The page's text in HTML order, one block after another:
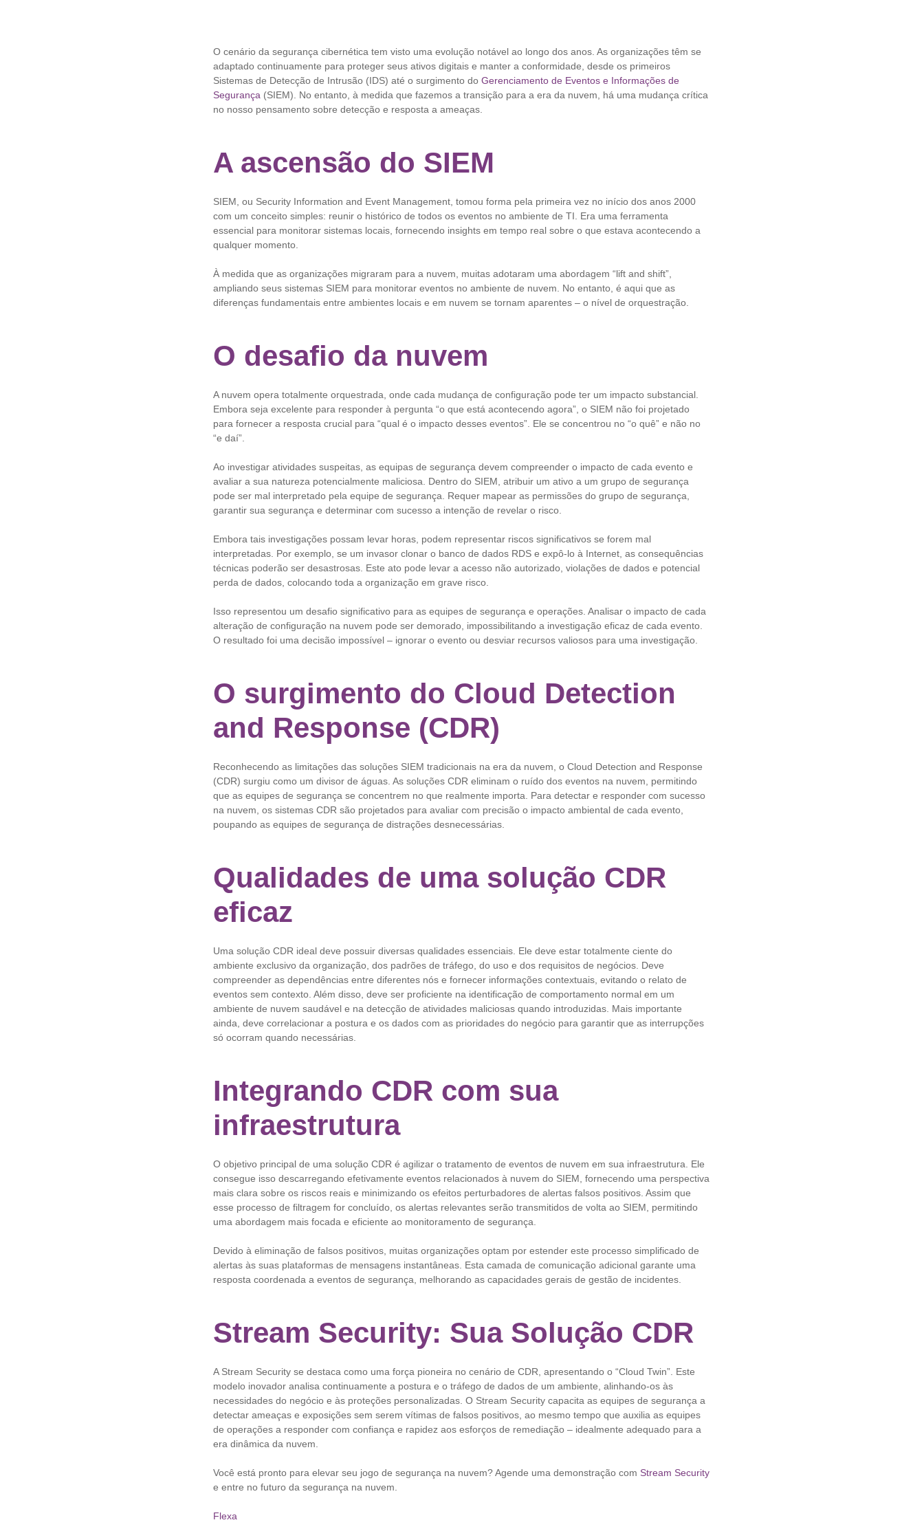
O cenário da segurança cibernética tem visto uma evolução notável ao longo dos anos. As organizações têm se
adaptado continuamente para proteger seus ativos digitais e manter a conformidade, desde os primeiros
Sistemas de Detecção de Intrusão (IDS) até o surgimento do Gerenciamento de Eventos e Informações de
Segurança (SIEM). No entanto, à medida que fazemos a transição para a era da nuvem, há uma mudança crítica
no nosso pensamento sobre detecção e resposta a ameaças.
A ascensão do SIEM
SIEM, ou Security Information and Event Management, tomou forma pela primeira vez no início dos anos 2000
com um conceito simples: reunir o histórico de todos os eventos no ambiente de TI. Era uma ferramenta
essencial para monitorar sistemas locais, fornecendo insights em tempo real sobre o que estava acontecendo a
qualquer momento.
À medida que as organizações migraram para a nuvem, muitas adotaram uma abordagem “lift and shift”,
ampliando seus sistemas SIEM para monitorar eventos no ambiente de nuvem. No entanto, é aqui que as
diferenças fundamentais entre ambientes locais e em nuvem se tornam aparentes – o nível de orquestração.
O desafio da nuvem
A nuvem opera totalmente orquestrada, onde cada mudança de configuração pode ter um impacto substancial.
Embora seja excelente para responder à pergunta “o que está acontecendo agora”, o SIEM não foi projetado
para fornecer a resposta crucial para “qual é o impacto desses eventos”. Ele se concentrou no “o quê” e não no
“e daí”.
Ao investigar atividades suspeitas, as equipas de segurança devem compreender o impacto de cada evento e
avaliar a sua natureza potencialmente maliciosa. Dentro do SIEM, atribuir um ativo a um grupo de segurança
pode ser mal interpretado pela equipe de segurança. Requer mapear as permissões do grupo de segurança,
garantir sua segurança e determinar com sucesso a intenção de revelar o risco.
Embora tais investigações possam levar horas, podem representar riscos significativos se forem mal
interpretadas. Por exemplo, se um invasor clonar o banco de dados RDS e expô-lo à Internet, as consequências
técnicas poderão ser desastrosas. Este ato pode levar a acesso não autorizado, violações de dados e potencial
perda de dados, colocando toda a organização em grave risco.
Isso representou um desafio significativo para as equipes de segurança e operações. Analisar o impacto de cada
alteração de configuração na nuvem pode ser demorado, impossibilitando a investigação eficaz de cada evento.
O resultado foi uma decisão impossível – ignorar o evento ou desviar recursos valiosos para uma investigação.
O surgimento do Cloud Detection
and Response (CDR)
Reconhecendo as limitações das soluções SIEM tradicionais na era da nuvem, o Cloud Detection and Response
(CDR) surgiu como um divisor de águas. As soluções CDR eliminam o ruído dos eventos na nuvem, permitindo
que as equipes de segurança se concentrem no que realmente importa. Para detectar e responder com sucesso
na nuvem, os sistemas CDR são projetados para avaliar com precisão o impacto ambiental de cada evento,
poupando as equipes de segurança de distrações desnecessárias.
Qualidades de uma solução CDR
eficaz
Uma solução CDR ideal deve possuir diversas qualidades essenciais. Ele deve estar totalmente ciente do
ambiente exclusivo da organização, dos padrões de tráfego, do uso e dos requisitos de negócios. Deve
compreender as dependências entre diferentes nós e fornecer informações contextuais, evitando o relato de
eventos sem contexto. Além disso, deve ser proficiente na identificação de comportamento normal em um
ambiente de nuvem saudável e na detecção de atividades maliciosas quando introduzidas. Mais importante
ainda, deve correlacionar a postura e os dados com as prioridades do negócio para garantir que as interrupções
só ocorram quando necessárias.
Integrando CDR com sua
infraestrutura
O objetivo principal de uma solução CDR é agilizar o tratamento de eventos de nuvem em sua infraestrutura. Ele
consegue isso descarregando efetivamente eventos relacionados à nuvem do SIEM, fornecendo uma perspectiva
mais clara sobre os riscos reais e minimizando os efeitos perturbadores de alertas falsos positivos. Assim que
esse processo de filtragem for concluído, os alertas relevantes serão transmitidos de volta ao SIEM, permitindo
uma abordagem mais focada e eficiente ao monitoramento de segurança.
Devido à eliminação de falsos positivos, muitas organizações optam por estender este processo simplificado de
alertas às suas plataformas de mensagens instantâneas. Esta camada de comunicação adicional garante uma
resposta coordenada a eventos de segurança, melhorando as capacidades gerais de gestão de incidentes.
Stream Security: Sua Solução CDR
A Stream Security se destaca como uma força pioneira no cenário de CDR, apresentando o “Cloud Twin”. Este
modelo inovador analisa continuamente a postura e o tráfego de dados de um ambiente, alinhando-os às
necessidades do negócio e às proteções personalizadas. O Stream Security capacita as equipes de segurança a
detectar ameaças e exposições sem serem vítimas de falsos positivos, ao mesmo tempo que auxilia as equipes
de operações a responder com confiança e rapidez aos esforços de remediação – idealmente adequado para a
era dinâmica da nuvem.
Você está pronto para elevar seu jogo de segurança na nuvem? Agende uma demonstração com Stream Security
e entre no futuro da segurança na nuvem.
Flexa